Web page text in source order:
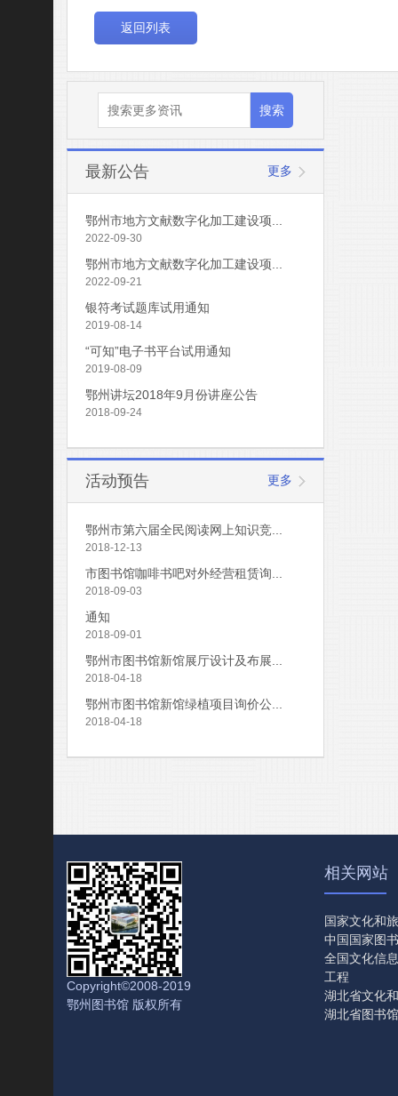
返回列表
最新公告 更多
鄂州市地方文献数字化加工建设项...
2022-09-30
鄂州市地方文献数字化加工建设项...
2022-09-21
银符考试题库试用通知
2019-08-14
“可知”电子书平台试用通知
2019-08-09
鄂州讲坛2018年9月份讲座公告
2018-09-24
活动预告 更多
鄂州市第六届全民阅读网上知识竞...
2018-12-13
市图书馆咖啡书吧对外经营租赁询...
2018-09-03
通知
2018-09-01
鄂州市图书馆新馆展厅设计及布展...
2018-04-18
鄂州市图书馆新馆绿植项目询价公...
2018-04-18
Copyright©2008-2019
鄂州图书馆 版权所有
相关网站
国家文化和
中国国家图
全国文化信
工程
湖北省文化
湖北省图书馆